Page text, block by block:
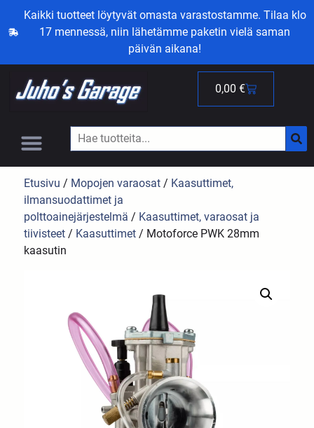
Kaikki tuotteet löytyvät omasta varastostamme. Tilaa klo
17 mennessä, niin lähetämme paketin vielä saman
päivän aikana!
0,00 €
Etusivu / Mopojen varaosat / Kaasuttimet,
ilmansuodattimet ja
polttoainejärjestelmä / Kaasuttimet, varaosat ja
tiivisteet / Kaasuttimet / Motoforce PWK 28mm
kaasutin